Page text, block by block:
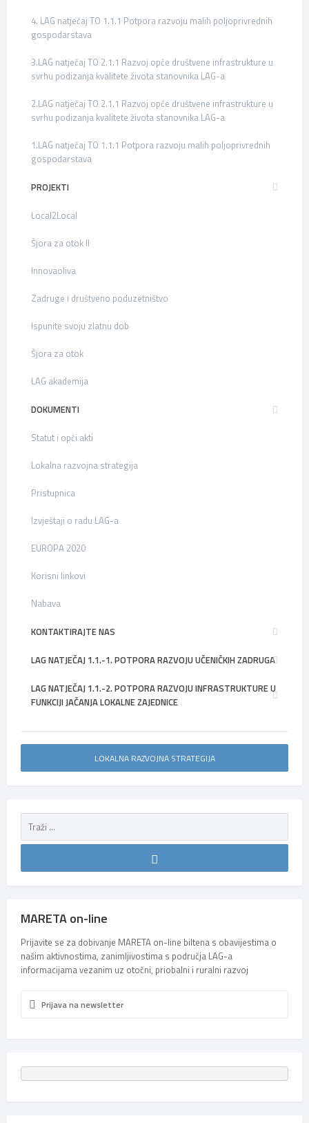
4. LAG natječaj TO 1.1.1 Potpora razvoju malih poljoprivrednih
gospodarstava
3.LAG natječaj TO 2.1.1 Razvoj opće društvene infrastrukture u
svrhu podizanja kvalitete života stanovnika LAG-a
2.LAG natječaj TO 2.1.1 Razvoj opće društvene infrastrukture u
svrhu podizanja kvalitete života stanovnika LAG-a
1.LAG natječaj TO 1.1.1 Potpora razvoju malih poljoprivrednih
gospodarstava
PROJEKTI
Local2Local
Šjora za otok II
Innovaoliva
Zadruge i društveno poduzetništvo
Ispunite svoju zlatnu dob
Šjora za otok
LAG akademija
DOKUMENTI
Statut i opći akti
Lokalna razvojna strategija
Pristupnica
Izvještaji o radu LAG-a
EUROPA 2020
Korisni linkovi
Nabava
KONTAKTIRAJTE NAS
LAG NATJEČAJ 1.1.-1. POTPORA RAZVOJU UČENIČKIH ZADRUGA
LAG NATJEČAJ 1.1.-2. POTPORA RAZVOJU INFRASTRUKTURE U
FUNKCIJI JAČANJA LOKALNE ZAJEDNICE
LOKALNA RAZVOJNA STRATEGIJA
MARETA on-line
Prijavite se za dobivanje MARETA on-line biltena s obavijestima o
našim aktivnostima, zanimljivostima s područja LAG-a
informacijama vezanim uz otočni, priobalni i ruralni razvoj
Prijava na newsletter